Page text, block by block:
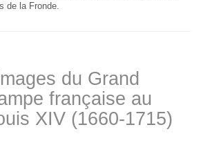
de la Fronde.
du Grand
française au
XIV (1660-1715)